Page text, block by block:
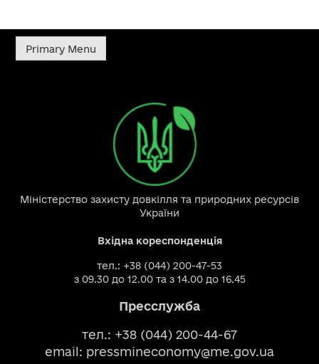
Primary Menu
Міністерство захисту довкілля та природних ресурсів
України
Вхідна кореспонденція
тел.: +38 (044) 200-47-53
з 09.30 до 12.00 та з 14.00 до 16.45
Пресслужба
тел.: +38 (044) 200-44-67
email: pressmineconomy@me.gov.ua